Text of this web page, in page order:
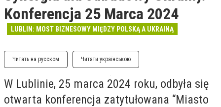
Konferencja 25 Marca 2024
LUBLIN: MOST BIZNESOWY MIĘDZY POLSKĄ A UKRAINĄ
Читать на русском Читати українською
W Lublinie, 25 marca 2024 roku, odbyła się
otwarta konferencja zatytułowana “Miasto